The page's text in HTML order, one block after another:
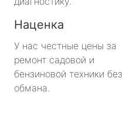
Наценка
У нас честные цены за
ремонт садовой и
бензиновой техники без
обмана.